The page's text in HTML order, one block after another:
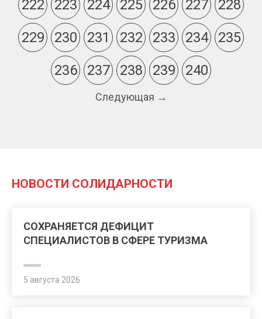
222
223 224 225 226 227
228
229
230 231 232 233 234
235
236
237 238 239 240
Следующая →
НОВОСТИ СОЛИДАРНОСТИ
СОХРАНЯЕТСЯ ДЕФИЦИТ
СПЕЦИАЛИСТОВ В СФЕРЕ ТУРИЗМА
5 августа 2026